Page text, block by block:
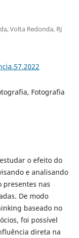
Volta Redonda, RJ
Fotografia
o efeito do
e analisando
presentes nas
De modo
baseado no
foi possível
direta na